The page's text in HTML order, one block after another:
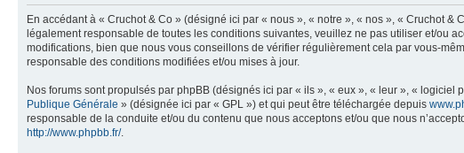
En accédant à « Cruchot & Co » (désigné ici par « nous », « notre », « nos », « Cruchot &
légalement responsable de toutes les conditions suivantes, veuillez ne pas utiliser et/ou
modifications, bien que nous vous conseillons de vérifier régulièrement cela par vous-
responsable des conditions modifiées et/ou mises à jour.
Nos forums sont propulsés par phpBB (désignés ici par « ils », « eux », « leur », «
Publique Générale » (désignée ici par « GPL ») et qui peut être téléchargée depuis
responsable de la conduite et/ou du contenu que nous acceptons et/ou que nous
http://www.phpbb.fr/.